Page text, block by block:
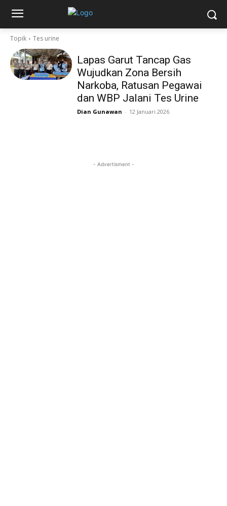
Topik Tes urine
Lapas Garut Tancap Gas
Wujudkan Zona Bersih
Narkoba, Ratusan Pegawai
dan WBP Jalani Tes Urine
Dian Gunawan - 12 Januari 2026
- Advertisment -